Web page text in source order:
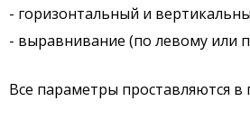
- горизонтальный и
- выравнивание (по левому или
Все параметры проставляются в